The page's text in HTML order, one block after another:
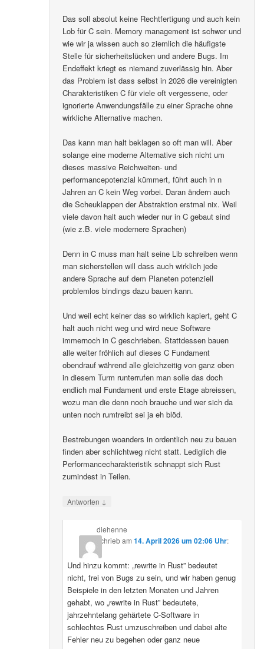
Das soll absolut keine Rechtfertigung und auch kein
Lob für C sein. Memory management ist schwer und
wie wir ja wissen auch so ziemlich die häufigste
Stelle für sicherheitslücken und andere Bugs. Im
Endeffekt kriegt es niemand zuverlässig hin. Aber
das Problem ist dass selbst in 2026 die vereinigten
Charakteristiken C für viele oft vergessene, oder
ignorierte Anwendungsfälle zu einer Sprache ohne
wirkliche Alternative machen.
Das kann man halt beklagen so oft man will. Aber
solange eine moderne Alternative sich nicht um
dieses massive Reichweiten- und
performancepotenzial kümmert, führt auch in n
Jahren an C kein Weg vorbei. Daran ändern auch
die Scheuklappen der Abstraktion erstmal nix. Weil
viele davon halt auch wieder nur in C gebaut sind
(wie z.B. viele modernere Sprachen)
Denn in C muss man halt seine Lib schreiben wenn
man sicherstellen will dass auch wirklich jede
andere Sprache auf dem Planeten potenziell
problemlos bindings dazu bauen kann.
Und weil echt keiner das so wirklich kapiert, geht C
halt auch nicht weg und wird neue Software
immernoch in C geschrieben. Stattdessen bauen
alle weiter fröhlich auf dieses C Fundament
obendrauf während alle gleichzeitig von ganz oben
in diesem Turm runterrufen man solle das doch
endlich mal Fundament und erste Etage abreissen,
wozu man die denn noch brauche und wer sich da
unten noch rumtreibt sei ja eh blöd.
Bestrebungen woanders in ordentlich neu zu bauen
finden aber schlichtweg nicht statt. Lediglich die
Performancecharakteristik schnappt sich Rust
zumindest in Teilen.
Antworten ↓
diehenne
schriebam 14. April 2026 um 02:06 Uhr:
Und hinzu kommt: „rewrite in Rust” bedeutet
nicht, frei von Bugs zu sein, und wir haben genug
Beispiele in den letzten Monaten und Jahren
gehabt, wo „rewrite in Rust” bedeutete,
jahrzehntelang gehärtete C-Software in
schlechtes Rust umzuschreiben und dabei alte
Fehler neu zu begehen oder ganz neue